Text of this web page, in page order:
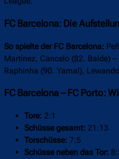
FC Barcelona: Die
So spielte der FC Barcelona:
Martínez, Cancelo (82. Balde)
Raphinha (90. Yamal),
FC Barcelona – FC Porto:
Tore: 2:1
Schüsse gesamt: 21:13
Torschüsse: 7:5
Schüsse neben das Tor: